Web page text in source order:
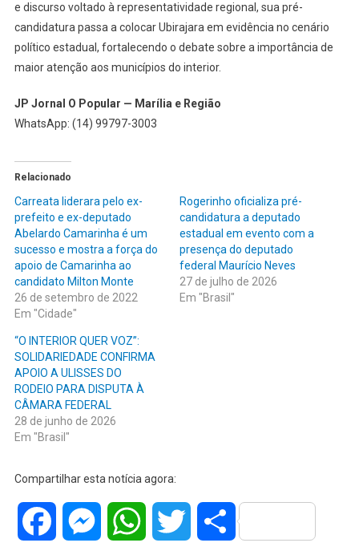
e discurso voltado à representatividade regional, sua pré-
candidatura passa a colocar Ubirajara em evidência no cenário
político estadual, fortalecendo o debate sobre a importância de
maior atenção aos municípios do interior.
JP Jornal O Popular — Marília e Região
WhatsApp: (14) 99797-3003
Relacionado
Carreata liderara pelo ex-
prefeito e ex-deputado
Abelardo Camarinha é um
sucesso e mostra a força do
apoio de Camarinha ao
candidato Milton Monte
26 de setembro de 2022
Em "Cidade"
Rogerinho oficializa pré-
candidatura a deputado
estadual em evento com a
presença do deputado
federal Maurício Neves
27 de julho de 2026
Em "Brasil"
“O INTERIOR QUER VOZ”:
SOLIDARIEDADE CONFIRMA
APOIO A ULISSES DO
RODEIO PARA DISPUTA À
CÂMARA FEDERAL
28 de junho de 2026
Em "Brasil"
Compartilhar esta notícia agora:
Facebook MessengerWhatsAppTwitter Share